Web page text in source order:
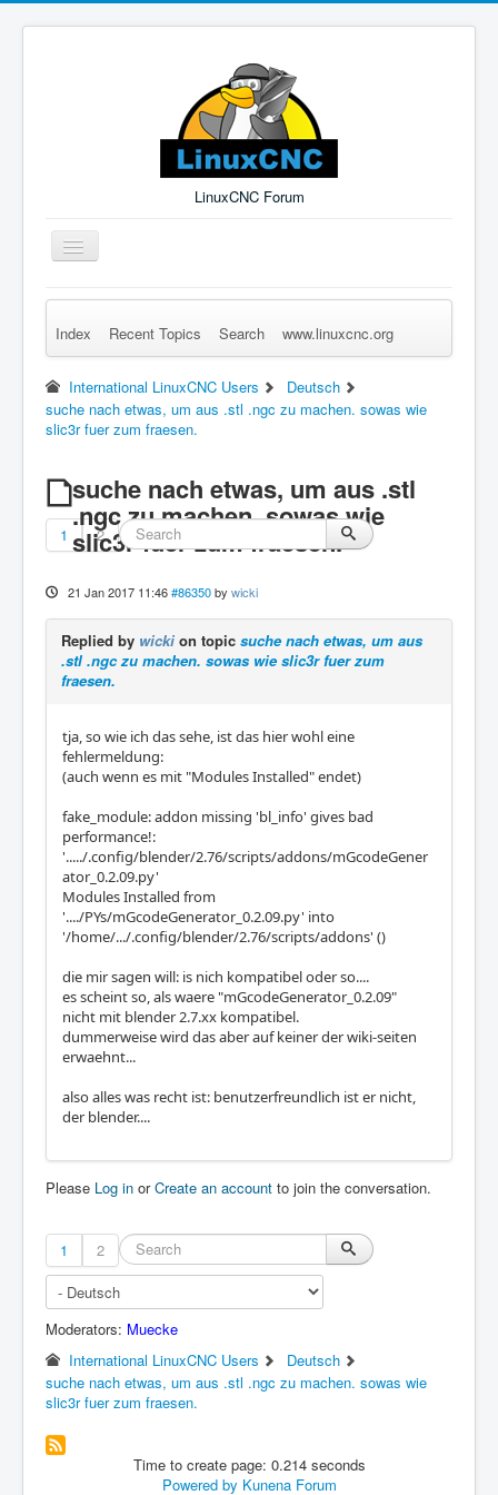
LinuxCNC Forum
Toggle
Navigation
Remember Me Log in Forgot Login? Sign up
Index Recent Topics Search www.linuxcnc.org
International LinuxCNC Users
Deutsch
suche nach etwas, um aus .stl .ngc zu machen. sowas wie
slic3r fuer zum fraesen.
suche nach etwas, um aus .stl
.ngc zu machen. sowas wie
slic3r fuer zum fraesen.
1 2
21 Jan 2017 11:46 #86350 by wicki
Replied by wicki on topic suche nach etwas, um aus
.stl .ngc zu machen. sowas wie slic3r fuer zum
fraesen.
tja, so wie ich das sehe, ist das hier wohl eine
fehlermeldung:
(auch wenn es mit "Modules Installed" endet)
fake_module: addon missing 'bl_info' gives bad
performance!:
'...../.config/blender/2.76/scripts/addons/mGcodeGener
ator_0.2.09.py'
Modules Installed from
'..../PYs/mGcodeGenerator_0.2.09.py' into
'/home/.../.config/blender/2.76/scripts/addons' ()
die mir sagen will: is nich kompatibel oder so....
es scheint so, als waere "mGcodeGenerator_0.2.09"
nicht mit blender 2.7.xx kompatibel.
dummerweise wird das aber auf keiner der wiki-seiten
erwaehnt...
also alles was recht ist: benutzerfreundlich ist er nicht,
der blender....
Please Log in orCreate an account to join the conversation.
1 2
Moderators: Muecke
International LinuxCNC Users
Deutsch
suche nach etwas, um aus .stl .ngc zu machen. sowas wie
slic3r fuer zum fraesen.
Time to create page: 0.214 seconds
Powered by Kunena Forum